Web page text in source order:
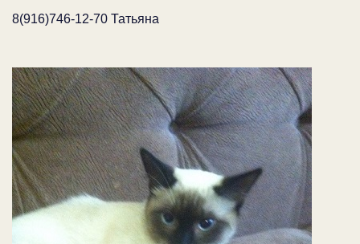
8(916)746-12-70 Татьяна